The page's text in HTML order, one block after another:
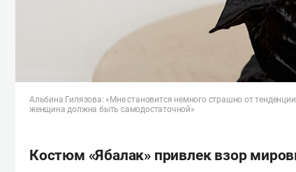
Альбина Гилязова: «Мне становится немного страшно от
женщина должна быть самодостаточной»
Костюм «Ябалак» привлек взор